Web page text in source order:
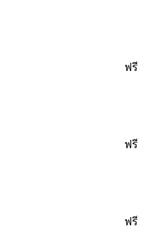
ฟรี
ฟรี
ฟรี